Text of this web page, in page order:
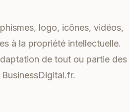
logo, icônes, vidéos,
à la propriété intellectuelle.
de tout ou partie des